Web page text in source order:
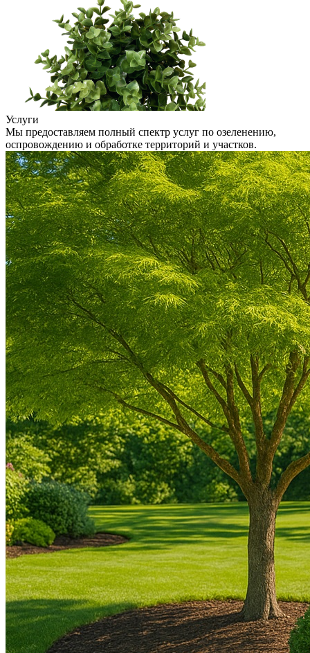
Услуги
Мы предоставляем полный спектр услуг по озеленению,
оспровождению и обработке территорий и участков.